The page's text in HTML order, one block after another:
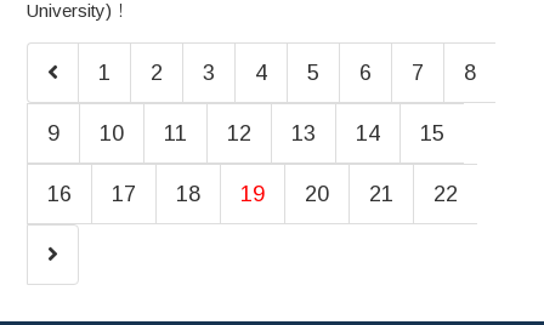
University)！
1 2 3 4 5 6 7 8
9 10 11 12 13 14 15
16 17 18 19 20 21 22